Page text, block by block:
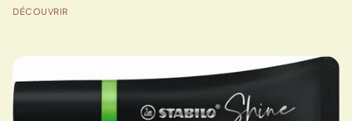
DÉCOUVRIR